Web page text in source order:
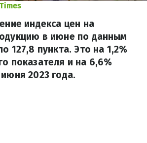
индекса цен на
в июне по данным
127,8 пункта. Это на 1,2%
показателя и на 6,6%
2023 года.